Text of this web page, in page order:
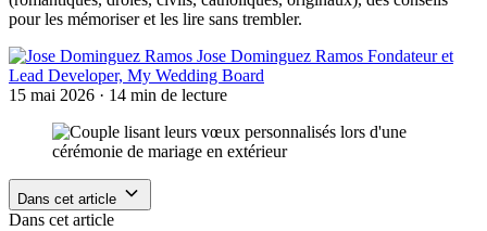
pour les mémoriser et les lire sans trembler.
Jose Dominguez Ramos Fondateur et
Lead Developer, My Wedding Board
15 mai 2026 · 14 min de lecture
Dans cet article
Dans cet article